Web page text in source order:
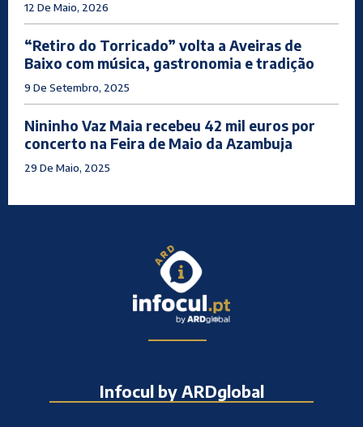
12 De Maio, 2026
“Retiro do Torricado” volta a Aveiras de
Baixo com música, gastronomia e tradição
9 De Setembro, 2025
Nininho Vaz Maia recebeu 42 mil euros por
concerto na Feira de Maio da Azambuja
29 De Maio, 2025
Infocul by ARDglobal